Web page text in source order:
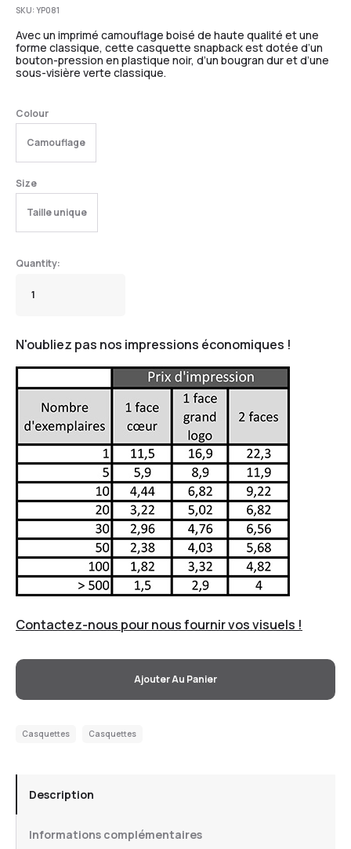
SKU:YP081
Avec un imprimé camouflage boisé de haute qualité et une
forme classique, cette casquette snapback est dotée d’un
bouton-pression en plastique noir, d’un bougran dur et d’une
sous-visière verte classique.
Colour
Camouflage
Size
Taille unique
N'oubliez pas nos impressions économiques !
Contactez-nous pour nous fournir vos visuels !
Ajouter Au Panier
Casquettes Casquettes
Description
Informations complémentaires